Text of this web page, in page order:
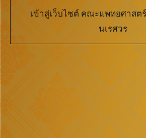
เข้าสู่เว็บไซต์ คณะแพทยศาสต
นเรศวร